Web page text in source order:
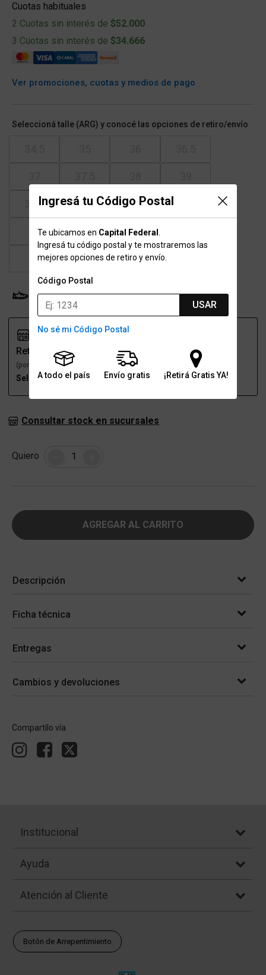
Ingresá tu Código Postal
Te ubicamos en Capital Federal
Ingresá tu código postal y te mostraremos las
mejores opciones de retiro y envío.
Código Postal
USAR
No sé mi Código Postal
A todo el país Envío gratis ¡Retirá Gratis YA!
Cuotas habituales
2 Cuotas sin interés de $52.000
3 Cuotas sin interés de $34.666
Ver promociones, cuotas y medios de pago
Seleccioná talle (ARG) y conocé las opciones de retiro/envío
39.5 40 41
42 43 43.5
45 46 47
Probador Virtual Tabla de talles
Retiro
(por una sucursal)
Seleccioná talle Seleccioná talle
Consultar stock en sucursales
Quiero Cantidad
AGREGAR AL CARRITO
Descripción
Ficha técnica
Entregas
Cambios y devoluciones
Compartílo vía
Institucional
Ayuda
Atención al Cliente
Botón de Arrepentimiento